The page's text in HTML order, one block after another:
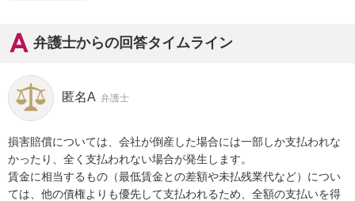
弁護士からの回答タイムライン
匿名A 弁護士
損害賠償については、会社が倒産した場合には一部しか支払われな
かったり、全く支払われない場合が発生します。
賃金に相当するもの（最低賃金との差額や未払残業代など）につい
ては、他の債権よりも優先して支払われるため、全額の支払いを得